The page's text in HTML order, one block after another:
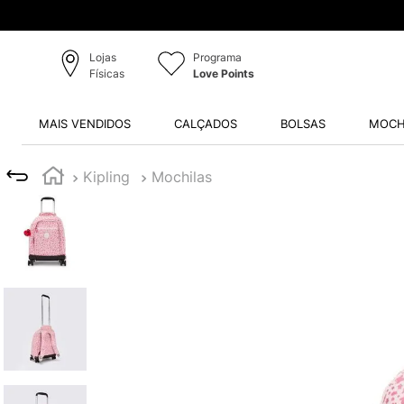
Lojas
Físicas
Programa
Love Points
MAIS VENDIDOS CALÇADOS BOLSAS
Kipling Mochilas